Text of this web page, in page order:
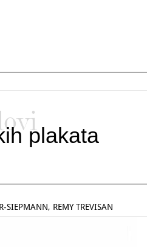
plakata
SIEPMANN, REMY TREVISAN